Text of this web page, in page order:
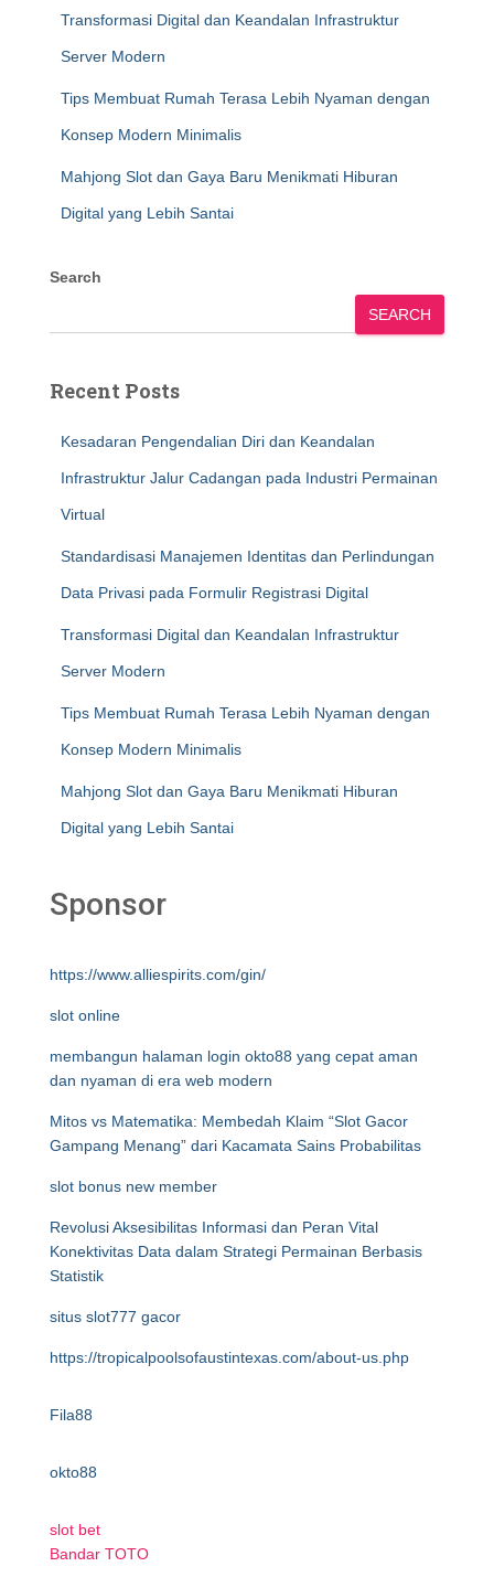
Transformasi Digital dan Keandalan Infrastruktur
Server Modern
Tips Membuat Rumah Terasa Lebih Nyaman dengan
Konsep Modern Minimalis
Mahjong Slot dan Gaya Baru Menikmati Hiburan
Digital yang Lebih Santai
Search
SEARCH
Recent Posts
Kesadaran Pengendalian Diri dan Keandalan
Infrastruktur Jalur Cadangan pada Industri Permainan
Virtual
Standardisasi Manajemen Identitas dan Perlindungan
Data Privasi pada Formulir Registrasi Digital
Transformasi Digital dan Keandalan Infrastruktur
Server Modern
Tips Membuat Rumah Terasa Lebih Nyaman dengan
Konsep Modern Minimalis
Mahjong Slot dan Gaya Baru Menikmati Hiburan
Digital yang Lebih Santai
Sponsor
https://www.alliespirits.com/gin/
slot online
membangun halaman login okto88 yang cepat aman
dan nyaman di era web modern
Mitos vs Matematika: Membedah Klaim “Slot Gacor
Gampang Menang” dari Kacamata Sains Probabilitas
slot bonus new member
Revolusi Aksesibilitas Informasi dan Peran Vital
Konektivitas Data dalam Strategi Permainan Berbasis
Statistik
situs slot777 gacor
https://tropicalpoolsofaustintexas.com/about-us.php
Fila88
okto88
slot bet
Bandar TOTO